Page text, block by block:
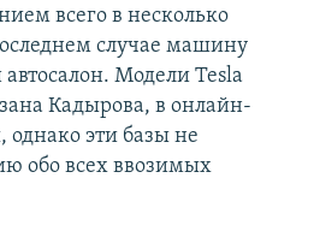
всего в несколько
случае машину
Модели Tesla
Кадырова, в онлайн-
однако эти базы не
обо всех ввозимых